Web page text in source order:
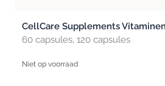
CellCare Supplements
60 capsules, 120 capsules
Niet op voorraad